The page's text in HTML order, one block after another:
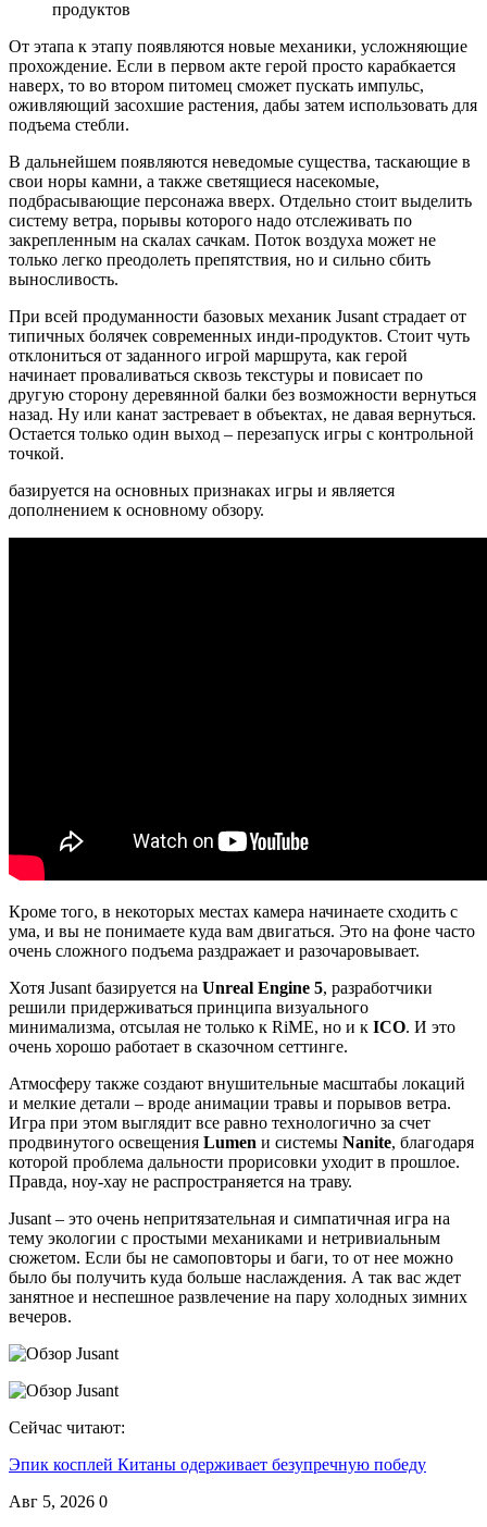
продуктов
От этапа к этапу появляются новые механики, усложняющие
прохождение. Если в первом акте герой просто карабкается
наверх, то во втором питомец сможет пускать импульс,
оживляющий засохшие растения, дабы затем использовать для
подъема стебли.
В дальнейшем появляются неведомые существа, таскающие в
свои норы камни, а также светящиеся насекомые,
подбрасывающие персонажа вверх. Отдельно стоит выделить
систему ветра, порывы которого надо отслеживать по
закрепленным на скалах сачкам. Поток воздуха может не
только легко преодолеть препятствия, но и сильно сбить
выносливость.
При всей продуманности базовых механик Jusant страдает от
типичных болячек современных инди-продуктов. Стоит чуть
отклониться от заданного игрой маршрута, как герой
начинает проваливаться сквозь текстуры и повисает по
другую сторону деревянной балки без возможности вернуться
назад. Ну или канат застревает в объектах, не давая вернуться.
Остается только один выход – перезапуск игры с контрольной
точкой.
базируется на основных признаках игры и является
дополнением к основному обзору.
Кроме того, в некоторых местах камера начинаете сходить с
ума, и вы не понимаете куда вам двигаться. Это на фоне часто
очень сложного подъема раздражает и разочаровывает.
Хотя Jusant базируется на Unreal Engine 5, разработчики
решили придерживаться принципа визуального
минимализма, отсылая не только к RiME, но и к ICO. И это
очень хорошо работает в сказочном сеттинге.
Атмосферу также создают внушительные масштабы локаций
и мелкие детали – вроде анимации травы и порывов ветра.
Игра при этом выглядит все равно технологично за счет
продвинутого освещения Lumen и системы Nanite, благодаря
которой проблема дальности прорисовки уходит в прошлое.
Правда, ноу-хау не распространяется на траву.
Jusant – это очень непритязательная и симпатичная игра на
тему экологии с простыми механиками и нетривиальным
сюжетом. Если бы не самоповторы и баги, то от нее можно
было бы получить куда больше наслаждения. А так вас ждет
занятное и неспешное развлечение на пару холодных зимних
вечеров.
Сейчас читают:
Эпик косплей Китаны одерживает безупречную победу
Авг 5, 2026 0